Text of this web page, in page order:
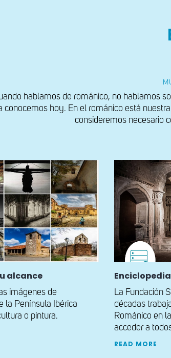
hablamos de románico, no hablamos
conocemos hoy. En el románico está
consideremos necesario
alcance
imágenes de
la Península Ibérica
o pintura.
La Fundación
décadas
Románico en
acceder a
READ MORE